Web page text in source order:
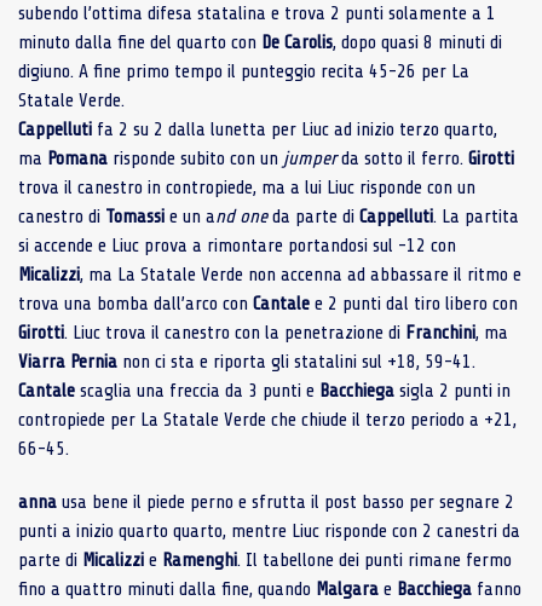
subendo l’ottima difesa statalina e trova 2 punti solamente a 1
minuto dalla fine del quarto con De Carolis, dopo quasi 8 minuti di
digiuno. A fine primo tempo il punteggio recita 45-26 per La
Statale Verde.
Cappelluti fa 2 su 2 dalla lunetta per Liuc ad inizio terzo quarto,
ma Pomana risponde subito con un jumperda sotto il ferro. Girotti
trova il canestro in contropiede, ma a lui Liuc risponde con un
canestro di Tomassi e un and oneda parte di Cappelluti. La partita
si accende e Liuc prova a rimontare portandosi sul -12 con
Micalizzi, ma La Statale Verde non accenna ad abbassare il ritmo e
trova una bomba dall’arco con Cantale e 2 punti dal tiro libero con
Girotti. Liuc trova il canestro con la penetrazione di Franchini, ma
Viarra Pernia non ci sta e riporta gli statalini sul +18, 59-41.
Cantale scaglia una freccia da 3 punti e Bacchiega sigla 2 punti in
contropiede per La Statale Verde che chiude il terzo periodo a +21,
66-45.
anna usa bene il piede perno e sfrutta il post basso per segnare 2
punti a inizio quarto quarto, mentre Liuc risponde con 2 canestri da
parte di Micalizzi e Ramenghi. Il tabellone dei punti rimane fermo
fino a quattro minuti dalla fine, quando Malgara e Bacchiega fanno